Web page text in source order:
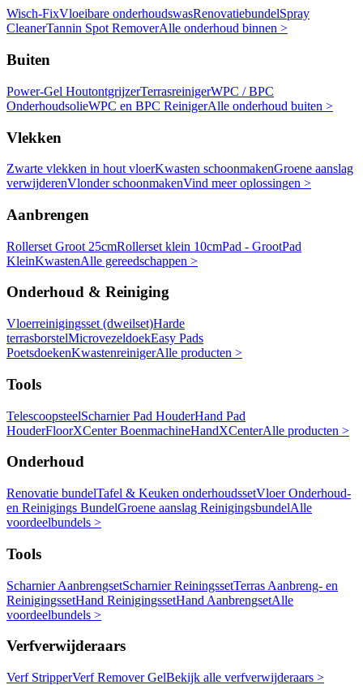
Wisch-FixVloeibare onderhoudswasRenovatiebundelSpray
CleanerTannin Spot RemoverAlle onderhoud binnen >
Buiten
Power-Gel HoutontgrijzerTerrasreinigerWPC / BPC
OnderhoudsolieWPC en BPC ReinigerAlle onderhoud buiten >
Vlekken
Zwarte vlekken in hout vloerKwasten schoonmakenGroene aanslag
verwijderenVlonder schoonmakenVind meer oplossingen >
Aanbrengen
Rollerset Groot 25cmRollerset klein 10cmPad - GrootPad
KleinKwastenAlle gereedschappen >
Onderhoud & Reiniging
Vloerreinigingsset (dweilset)Harde
terrasborstelMicrovezeldoekEasy Pads
PoetsdoekenKwastenreinigerAlle producten >
Tools
TelescoopsteelScharnier Pad HouderHand Pad
HouderFloorXCenter BoenmachineHandXCenterAlle producten >
Onderhoud
Renovatie bundelTafel & Keuken onderhoudssetVloer Onderhoud-
en Reinigings BundelGroene aanslag ReinigingsbundelAlle
voordeelbundels >
Tools
Scharnier AanbrengsetScharnier ReiningssetTerras Aanbreng- en
ReinigingssetHand ReinigingssetHand AanbrengsetAlle
voordeelbundels >
Verfverwijderaars
Verf StripperVerf Remover GelBekijk alle verfverwijderaars >